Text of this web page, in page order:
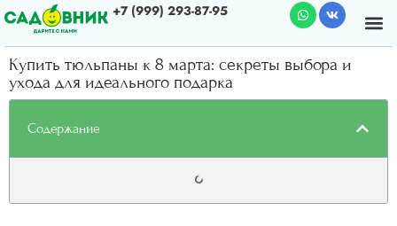
+7 (999) 293-87-95
Купить тюльпаны к 8 марта: секреты выбора и
ухода для идеального подарка
Содержание